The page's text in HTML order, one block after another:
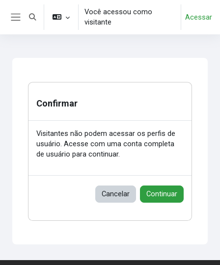
Ir para o conteúdo principal
Alternar entrada de pesquisa
Você acessou como
visitante
Acessar
Confirmar
Visitantes não podem acessar os perfis de
usuário. Acesse com uma conta completa
de usuário para continuar.
Cancelar Continuar